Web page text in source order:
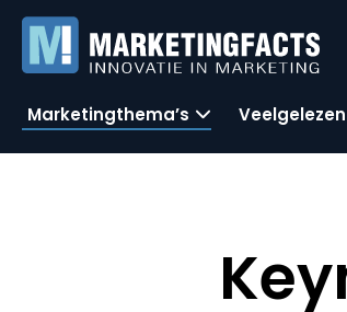
Marketingthema’s Veelgelezen